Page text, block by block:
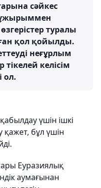
сәйкес
туралы
қол қойылды.
неғұрлым
тікелей келісім
ол.
үшін ішкі
бұл үшін
Еуразиялық
аумағынан